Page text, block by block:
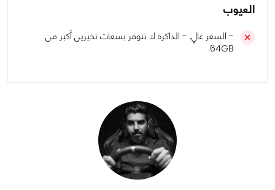
العيوب
- السعر غالٍ. - الذاكرة لا تتوفر بسعات تخيزين أكبر من
64GB.